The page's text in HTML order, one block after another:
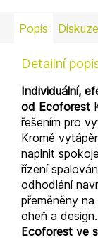
Popis Diskuze
Detailní
Individuální,
od Ecoforest
řešením pro
Kromě
naplnit
řízení
odhodlání
přeměněny
oheň a
Ecoforest ve